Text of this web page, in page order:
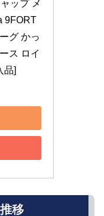
ップ メ
9FORT
グ かっ
ス ロイ
品]
移